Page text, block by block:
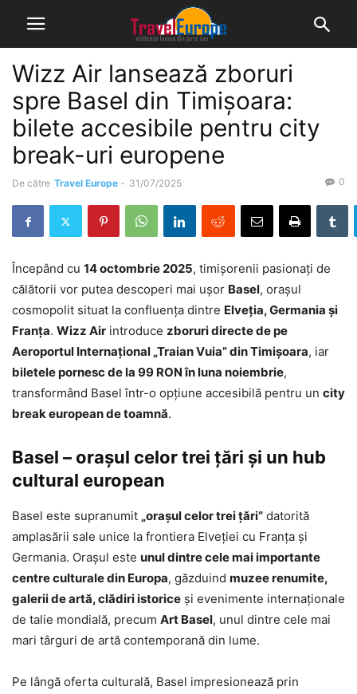
Wizz Air lansează zboruri
spre Basel din Timișoara:
bilete accesibile pentru city
break-uri europene
De către Travel Europe - 31/07/2025 0
Începând cu 14 octombrie 2025, timișorenii pasionați de
călătorii vor putea descoperi mai ușor Basel, orașul
cosmopolit situat la confluența dintre Elveția, Germania și
Franța. Wizz Air introduce zboruri directe de pe
Aeroportul Internațional „Traian Vuia” din Timișoara, iar
biletele pornesc de la 99 RON în luna noiembrie,
transformând Basel într-o opțiune accesibilă pentru un city
break european de toamnă.
Basel – orașul celor trei țări și un hub
cultural european
Basel este supranumit „orașul celor trei țări” datorită
amplasării sale unice la frontiera Elveției cu Franța și
Germania. Orașul este unul dintre cele mai importante
centre culturale din Europa, găzduind muzee renumite,
galerii de artă, clădiri istorice și evenimente internaționale
de talie mondială, precum Art Basel, unul dintre cele mai
mari târguri de artă contemporană din lume.
Pe lângă oferta culturală, Basel impresionează prin